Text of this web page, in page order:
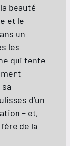
beauté
et le
un
les
qui tente
d’un
– et,
de la